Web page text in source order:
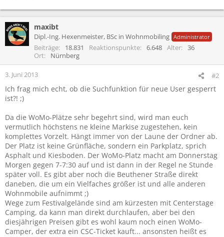
maxibt
Dipl.-Ing. Hexenmeister, BSc in Wohnmobiling Administrator
Beiträge 18.831 Reaktionspunkte 6.648 Alter
36
Ort
Nürnberg
3. Juni 2013 #2
Ich frag mich echt, ob die Suchfunktion für neue User gesperrt
ist?! ;)
Da die WoMo-Plätze sehr begehrt sind, wird man euch
vermutlich höchstens ne kleine Markise zugestehen, kein
komplettes Vorzelt. Hängt immer von der Laune der Ordner ab.
Der Platz ist keine Grünfläche, sondern ein Parkplatz, sprich
Asphalt und Kiesboden. Der WoMo-Platz macht am Donnerstag
Morgen gegen 7-7:30 auf und ist dann in der Regel ne Stunde
später voll. Es gibt aber noch die Beuthener Straße direkt
daneben, die um ein Vielfaches größer ist und alle anderen
Wohnmobile aufnimmt ;)
Wege zum Festivalgelände sind am kürzesten mit Centerstage
Camping, da kann man direkt durchlaufen, aber bei den
diesjährigen Preisen gibt es wohl kaum noch einen WoMo-
Camper, der extra ein CSC-Ticket kauft... ansonsten heißt es